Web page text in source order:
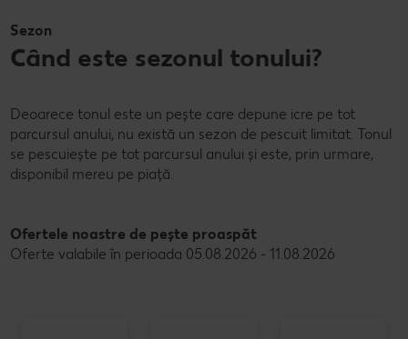
Sezon
Când este sezonul tonului?
Deoarece tonul este un pește care depune icre pe tot
parcursul anului, nu există un sezon de pescuit limitat. Tonul
se pescuiește pe tot parcursul anului și este, prin urmare,
disponibil mereu pe piață.
Ofertele noastre de pește proaspăt
Oferte valabile în perioada 05.08.2026 - 11.08.2026